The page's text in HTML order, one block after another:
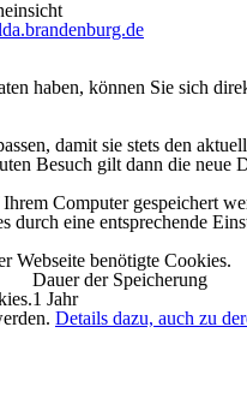
haben, können Sie sich
damit sie stets den
Besuch gilt dann die neue
Computer gespeichert
durch eine entsprechende
Webseite benötigte Cookies.
Dauer der Speicherung
1 Jahr
Details dazu, auch zu